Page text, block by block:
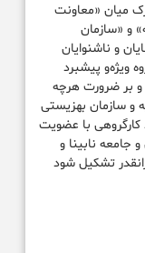
میان «معاونت
و «سازمان
و ناشنوایان
ویژه‌و پیشبرد
و بر ضرورت هرچه
و سازمان بهزیستی
کارگروهی با عضویت
جامعه نابینا و
تشکیل شود